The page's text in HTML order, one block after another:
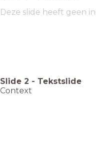
Deze slide heeft geen
Slide 2 - Tekstslide
Context